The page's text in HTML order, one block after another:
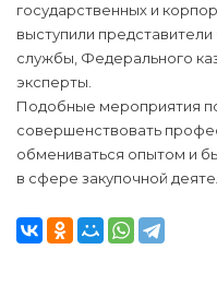
государственных и
выступили
службы, Федерального
эксперты.
Подобные мероприятия
совершенствовать
обмениваться опытом и
в сфере закупочной